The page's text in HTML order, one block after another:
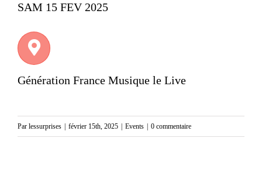
SAM 15 FEV 2025
Génération France Musique le Live
Par lessurprises | février 15th, 2025 | Events | 0 commentaire